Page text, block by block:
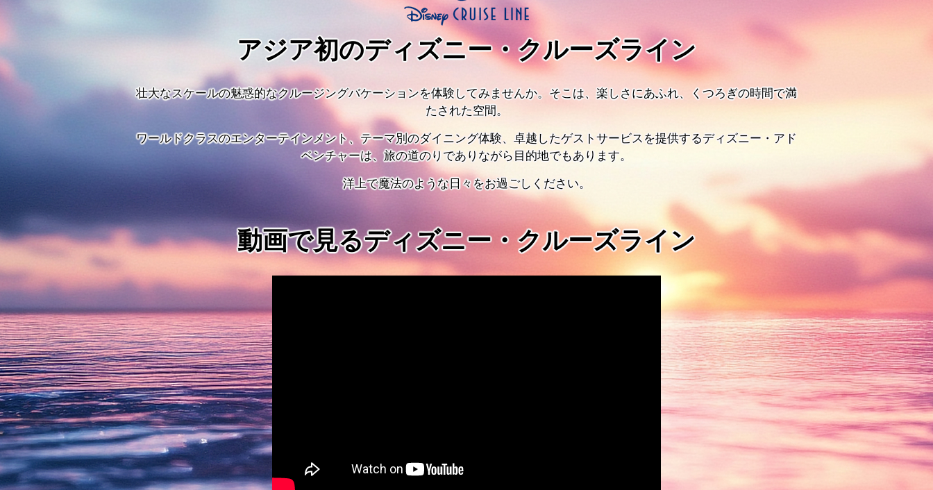
アジア初のディズニー・クルーズライン
壮大なスケールの魅惑的なクルージングバケーションを体験してみませんか。そこは、楽しさにあふれ、くつろぎの時間で満
たされた空間。
ワールドクラスのエンターテインメント、テーマ別のダイニング体験、卓越したゲストサービスを提供するディズニー・アド
ベンチャーは、旅の道のりでありながら目的地でもあります。
洋上で魔法のような日々をお過ごしください。
動画で見るディズニー・クルーズライン